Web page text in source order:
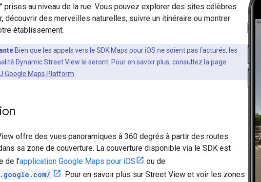
prises au niveau de la rue. Vous pouvez explorer des sites célèbres
découvrir des merveilles naturelles, suivre un itinéraire ou montrer
établissement.
:Bien que les appels vers le SDK Maps pour iOS ne soient pas facturés, les
Dynamic Street View le seront. Pour en savoir plus, consultez la page
Google Maps Platform
offre des vues panoramiques à 360 degrés à partir des routes
sa zone de couverture. La couverture disponible via le SDK est
de l'application Google Maps pour iOS
ou de
. Pour en savoir plus sur Street View et voir les zones